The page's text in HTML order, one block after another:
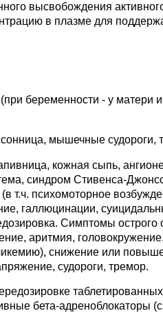
высвобождения
в плазме для
беременности - у матери
мышечные судороги,
кожная сыпь,
синдром Стивенса-
т.ч. психомоторное
галлюцинации,
Симптомы
аритмия,
снижение или
судороги, тремор.
бета-адреноблокаторы